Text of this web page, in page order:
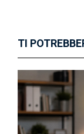
TI